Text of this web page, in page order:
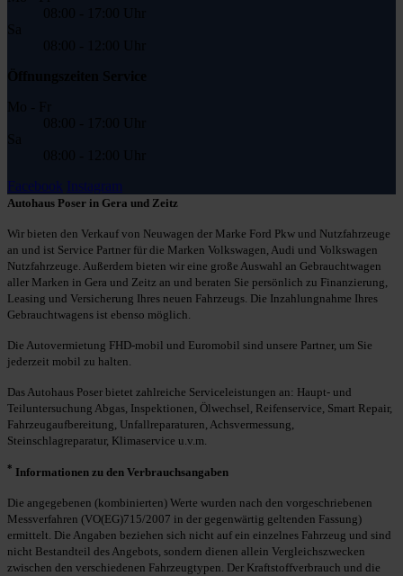
08:00 - 17:00 Uhr
Sa
08:00 - 12:00 Uhr
Öffnungszeiten Service
Mo - Fr
08:00 - 17:00 Uhr
Sa
08:00 - 12:00 Uhr
Facebook Instagram
Autohaus Poser in Gera und Zeitz
Wir bieten den Verkauf von Neuwagen der Marke Ford Pkw und Nutzfahrzeuge
an und ist Service Partner für die Marken Volkswagen, Audi und Volkswagen
Nutzfahrzeuge. Außerdem bieten wir eine große Auswahl an Gebrauchtwagen
aller Marken in Gera und Zeitz an und beraten Sie persönlich zu Finanzierung,
Leasing und Versicherung Ihres neuen Fahrzeugs. Die Inzahlungnahme Ihres
Gebrauchtwagens ist ebenso möglich.
Die Autovermietung FHD-mobil und Euromobil sind unsere Partner, um Sie
jederzeit mobil zu halten.
Das Autohaus Poser bietet zahlreiche Serviceleistungen an: Haupt- und
Teiluntersuchung Abgas, Inspektionen, Ölwechsel, Reifenservice, Smart Repair,
Fahrzeugaufbereitung, Unfallreparaturen, Achsvermessung,
Steinschlagreparatur, Klimaservice u.v.m.
* Informationen zu den Verbrauchsangaben
Die angegebenen (kombinierten) Werte wurden nach den vorgeschriebenen
Messverfahren (VO(EG)715/2007 in der gegenwärtig geltenden Fassung)
ermittelt. Die Angaben beziehen sich nicht auf ein einzelnes Fahrzeug und sind
nicht Bestandteil des Angebots, sondern dienen allein Vergleichszwecken
zwischen den verschiedenen Fahrzeugtypen. Der Kraftstoffverbrauch und die